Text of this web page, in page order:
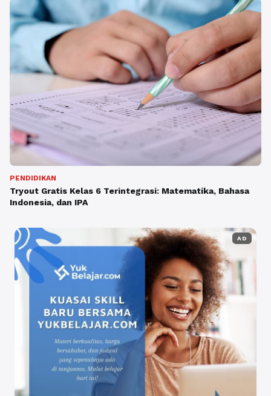
PENDIDIKAN
Tryout Gratis Kelas 6 Terintegrasi: Matematika, Bahasa
Indonesia, dan IPA
AD